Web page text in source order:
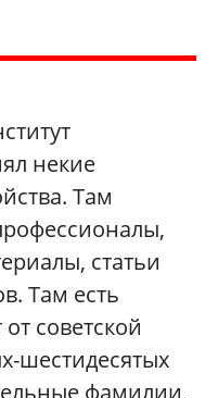
некие
Там
статьи
Там есть
советской
шестидесятых
фамилии,